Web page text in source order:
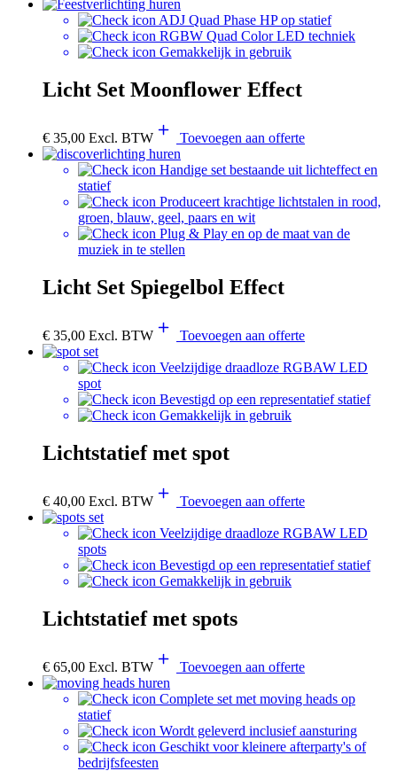
ADJ Quad Phase HP op statief
RGBW Quad Color LED techniek
Gemakkelijk in gebruik
Licht Set Moonflower Effect
€ 35,00 Excl. BTW Toevoegen aan offerte
Handige set bestaande uit lichteffect en
statief
Produceert krachtige lichtstalen in rood,
groen, blauw, geel, paars en wit
Plug & Play en op de maat van de
muziek in te stellen
Licht Set Spiegelbol Effect
€ 35,00 Excl. BTW Toevoegen aan offerte
Veelzijdige draadloze RGBAW LED
spot
Bevestigd op een representatief statief
Gemakkelijk in gebruik
Lichtstatief met spot
€ 40,00 Excl. BTW Toevoegen aan offerte
Veelzijdige draadloze RGBAW LED
spots
Bevestigd op een representatief statief
Gemakkelijk in gebruik
Lichtstatief met spots
€ 65,00 Excl. BTW Toevoegen aan offerte
Complete set met moving heads op
statief
Wordt geleverd inclusief aansturing
Geschikt voor kleinere afterparty's of
bedrijfsfeesten